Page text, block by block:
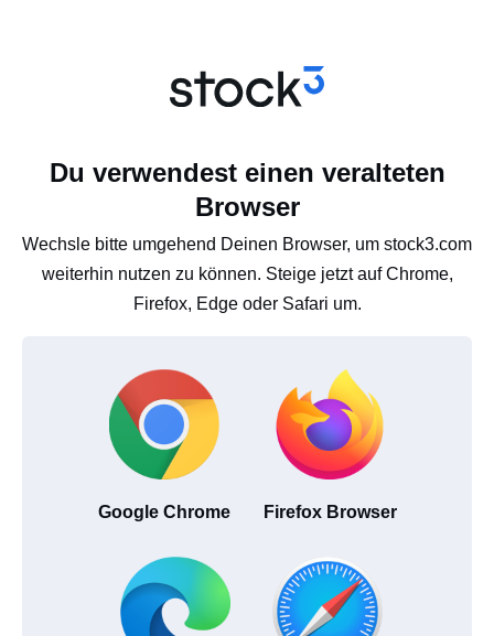
Du verwendest einen veralteten
Browser
Wechsle bitte umgehend Deinen Browser, um stock3.com
weiterhin nutzen zu können. Steige jetzt auf Chrome,
Firefox, Edge oder Safari um.
Google Chrome Firefox Browser